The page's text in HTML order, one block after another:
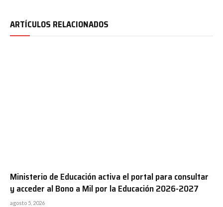
ARTÍCULOS RELACIONADOS
Ministerio de Educación activa el portal para consultar
y acceder al Bono a Mil por la Educación 2026-2027
agosto 5, 2026